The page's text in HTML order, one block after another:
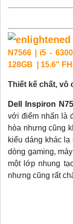
N7566 | i5 -
128GB | 15.6"
Thiết kế chất, vô
Dell Inspiron
với điểm nhấn là
hòa nhưng cũng
kiểu dáng khác
dòng gaming,
một lớp nhung
nhưng cũng rất